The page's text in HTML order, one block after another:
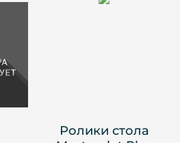
Ролики стола